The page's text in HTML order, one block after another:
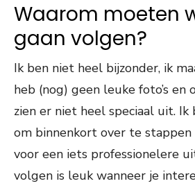
Waarom moeten
gaan volgen?
Ik ben niet heel bijzonder, ik
heb (nog) geen leuke foto’s en
zien er niet heel speciaal uit.
om binnenkort over te stappen
voor een iets professionelere
volgen is leuk wanneer je